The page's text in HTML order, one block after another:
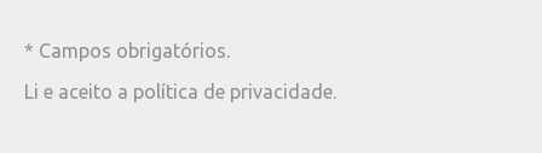
* Campos obrigatórios.
Li e aceito a política de privacidade.